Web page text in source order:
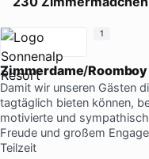
Zimmerdame/Roomboy
Damit wir unseren Gästen
tagtäglich bieten können,
motivierte und
Freude und großem
Teilzeit
1